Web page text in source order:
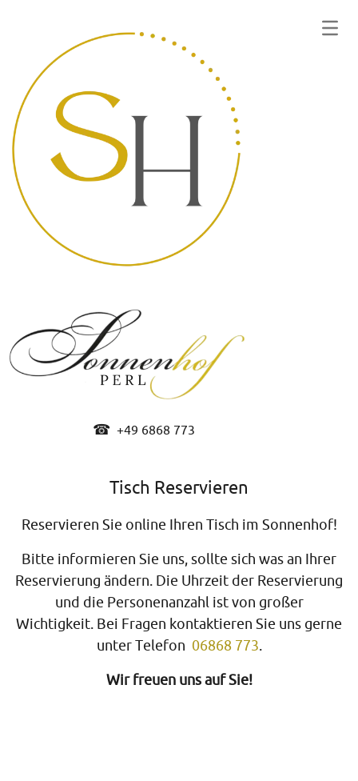
☎ +49 6868 773
Tisch Reservieren
Reservieren Sie online Ihren Tisch im Sonnenhof!
Bitte informieren Sie uns, sollte sich was an Ihrer
Reservierung ändern. Die Uhrzeit der Reservierung
und die Personenanzahl ist von großer
Wichtigkeit. Bei Fragen kontaktieren Sie uns gerne
unter Telefon 06868 773.
Wir freuen uns auf Sie!